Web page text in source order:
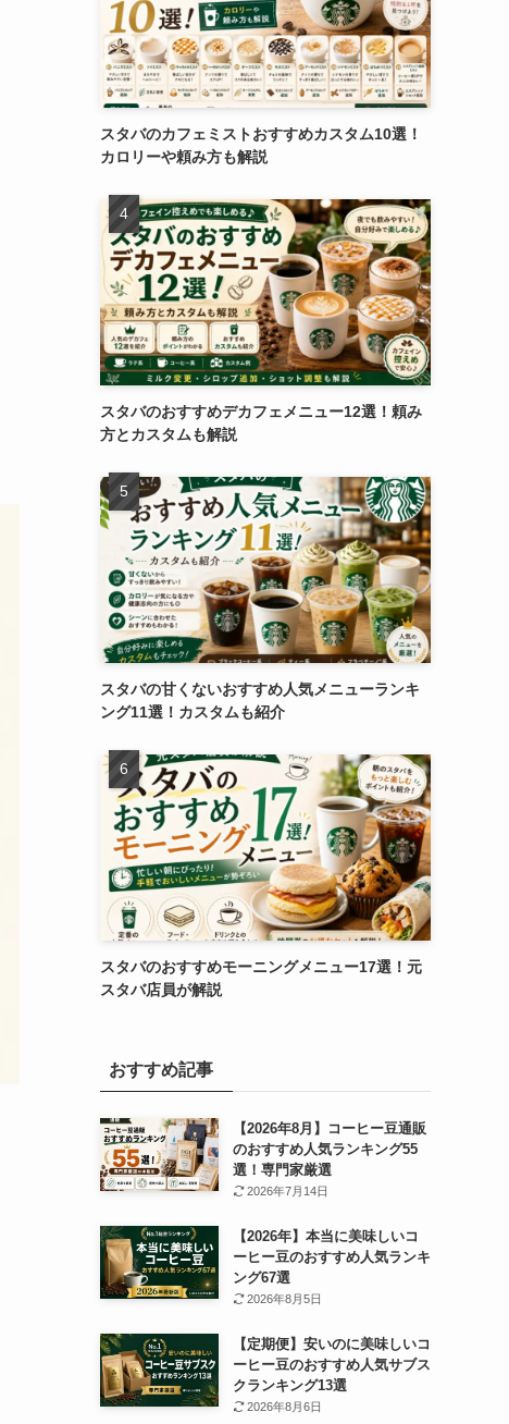
スタバのカフェミストおすすめカスタム10選！
カロリーや頼み方も解説
スタバのおすすめデカフェメニュー12選！頼み
方とカスタムも解説
スタバの甘くないおすすめ人気メニューランキ
ング11選！カスタムも紹介
スタバのおすすめモーニングメニュー17選！元
スタバ店員が解説
おすすめ記事
【2026年8月】コーヒー豆通販
のおすすめ人気ランキング55
選！専門家厳選
2026年7月14日
【2026年】本当に美味しいコ
ーヒー豆のおすすめ人気ランキ
ング67選
2026年8月5日
【定期便】安いのに美味しいコ
ーヒー豆のおすすめ人気サブス
クランキング13選
2026年8月6日